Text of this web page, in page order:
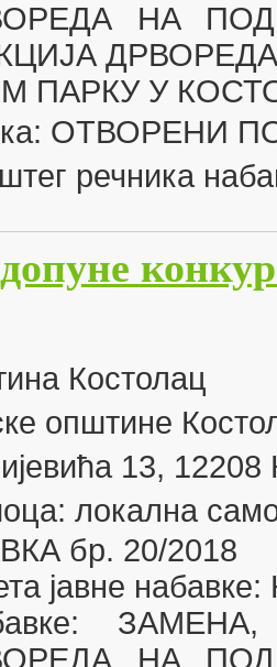
НА
ПАРКУ У
ОТВОРЕНИ
речника
Костолац
општине
13, 12208
локална
бр. 20/2018
јавне
ЗАМЕНА,
НА